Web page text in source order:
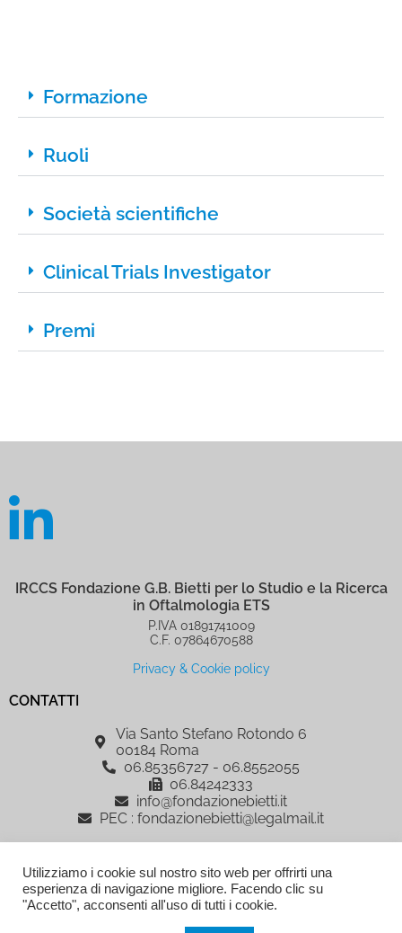
Formazione
Ruoli
Società scientifiche
Clinical Trials Investigator
Premi
IRCCS Fondazione G.B. Bietti per lo Studio e la Ricerca
in Oftalmologia ETS
P.IVA 01891741009
C.F. 07864670588
Privacy & Cookie policy
CONTATTI
Via Santo Stefano Rotondo 6
00184 Roma
06.85356727 - 06.8552055
06.84242333
info@fondazionebietti.it
PEC : fondazionebietti@legalmail.it
IRCCS Fondazione G.B. Bietti per lo Studio e la Ricerca in Oftalmologia
ETS, è sostenuta dalla Fondazione Roma
AREA RISERVATA
Utilizziamo i cookie sul nostro sito web per offrirti una
esperienza di navigazione migliore. Facendo clic su
"Accetto", acconsenti all'uso di tutti i cookie.